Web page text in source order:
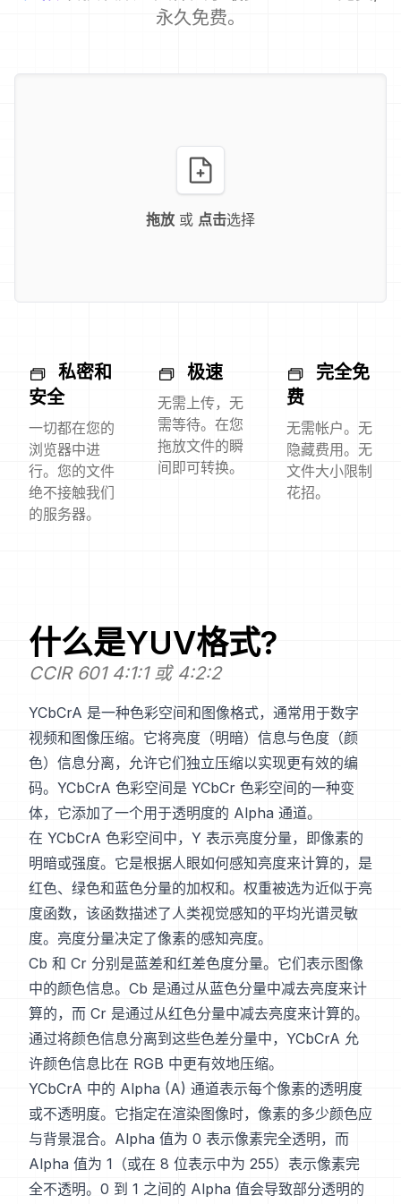
永久免费。
拖放 或 点击选择
私密和
安全
一切都在您的
浏览器中进
行。您的文件
绝不接触我们
的服务器。
极速
无需上传，无
需等待。在您
拖放文件的瞬
间即可转换。
完全免
费
无需帐户。无
隐藏费用。无
文件大小限制
花招。
什么是YUV格式?
CCIR 601 4:1:1 或 4:2:2
YCbCrA 是一种色彩空间和图像格式，通常用于数字
视频和图像压缩。它将亮度（明暗）信息与色度（颜
色）信息分离，允许它们独立压缩以实现更有效的编
码。YCbCrA 色彩空间是 YCbCr 色彩空间的一种变
体，它添加了一个用于透明度的 Alpha 通道。
在 YCbCrA 色彩空间中，Y 表示亮度分量，即像素的
明暗或强度。它是根据人眼如何感知亮度来计算的，是
红色、绿色和蓝色分量的加权和。权重被选为近似于亮
度函数，该函数描述了人类视觉感知的平均光谱灵敏
度。亮度分量决定了像素的感知亮度。
Cb 和 Cr 分别是蓝差和红差色度分量。它们表示图像
中的颜色信息。Cb 是通过从蓝色分量中减去亮度来计
算的，而 Cr 是通过从红色分量中减去亮度来计算的。
通过将颜色信息分离到这些色差分量中，YCbCrA 允
许颜色信息比在 RGB 中更有效地压缩。
YCbCrA 中的 Alpha (A) 通道表示每个像素的透明度
或不透明度。它指定在渲染图像时，像素的多少颜色应
与背景混合。Alpha 值为 0 表示像素完全透明，而
Alpha 值为 1（或在 8 位表示中为 255）表示像素完
全不透明。0 到 1 之间的 Alpha 值会导致部分透明的